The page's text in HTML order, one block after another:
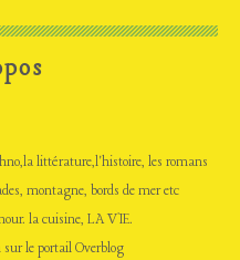
littérature,l'histoire, les romans
montagne, bords de mer etc
la cuisine, LA VIE.
sur le portail Overblog